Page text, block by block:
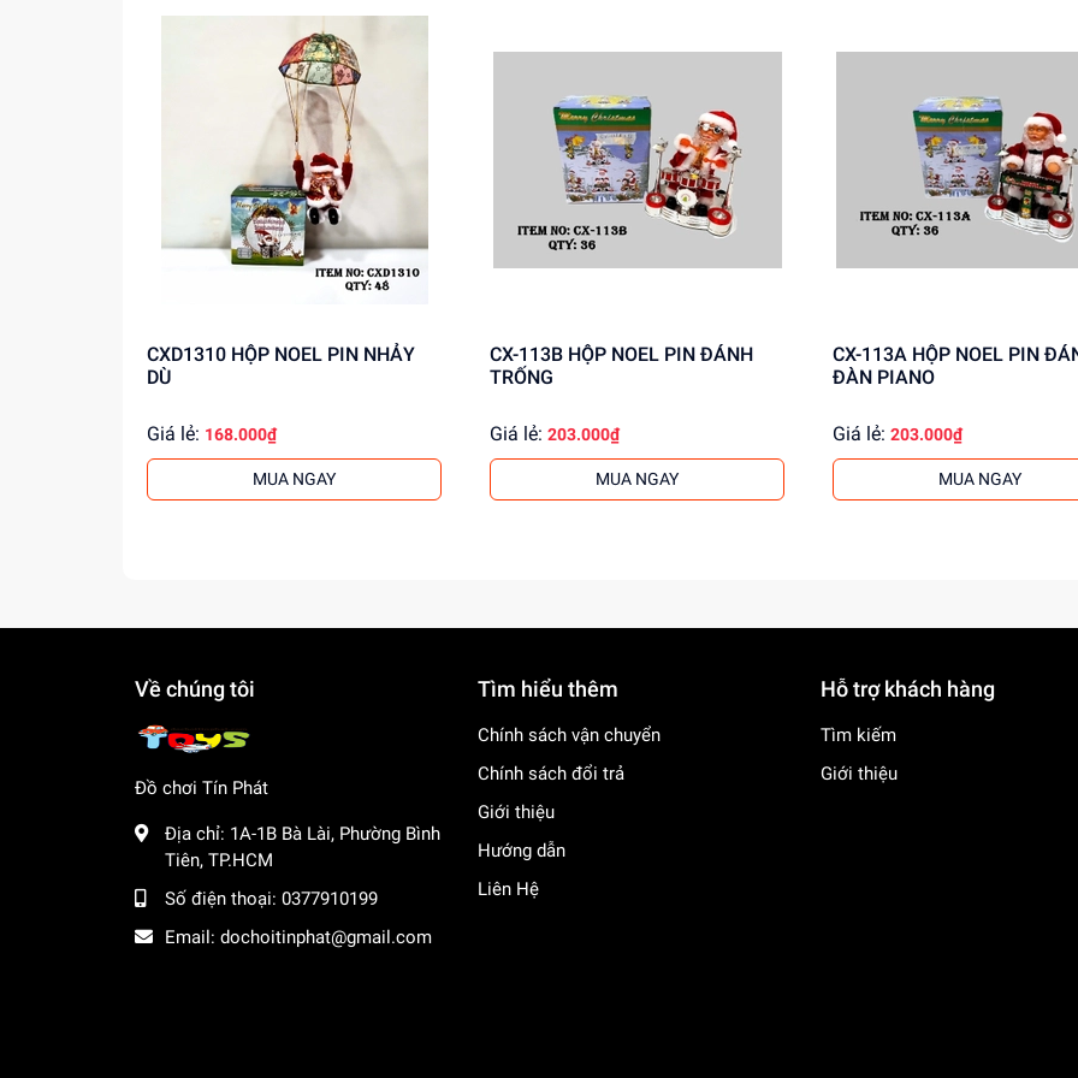
CXD1310 HỘP NOEL PIN NHẢY
DÙ
Giá lẻ: 168.000₫
MUA NGAY
CX-113B HỘP NOEL PIN ĐÁNH
TRỐNG
Giá lẻ: 203.000₫
MUA NGAY
CX-113A HỘP NOEL PIN ĐÁNH
ĐÀN PIANO
Giá lẻ: 203.000₫
MUA NGAY
Về chúng tôi
Đồ chơi Tín Phát
Địa chỉ: 1A-1B Bà Lài, Phường Bình
Tiên, TP.HCM
Số điện thoại: 0377910199
Email: dochoitinphat@gmail.com
Tìm hiểu thêm
Chính sách vận chuyển
Chính sách đổi trả
Giới thiệu
Hướng dẫn
Liên Hệ
Hỗ trợ khách hàng
Tìm kiếm
Giới thiệu